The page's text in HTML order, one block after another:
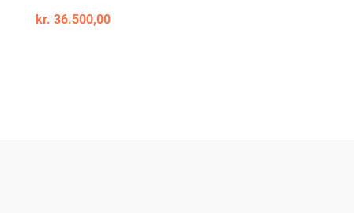
kr. 36.500,00